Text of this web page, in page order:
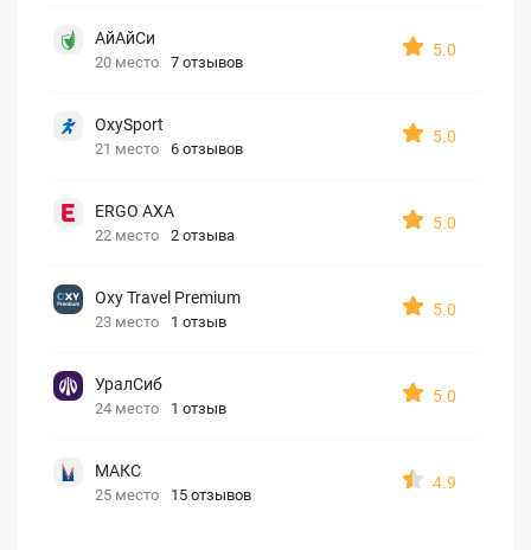
АйАйСи
20 место 7 отзывов
5.0
OxySport
21 место 6 отзывов
5.0
ERGO AXA
22 место 2 отзыва
5.0
Oxy Travel Premium
23 место 1 отзыв
5.0
УралСиб
24 место 1 отзыв
5.0
МАКС
25 место 15 отзывов
4.9